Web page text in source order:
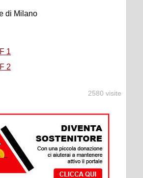
di Milano
1
2
2580 visite